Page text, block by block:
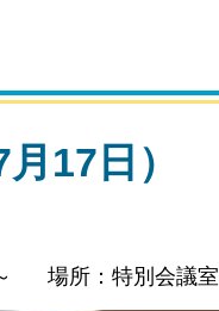
17日）
～ 場所：特別会議室